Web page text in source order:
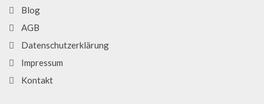
Blog
AGB
Datenschutzerklärung
Impressum
Kontakt